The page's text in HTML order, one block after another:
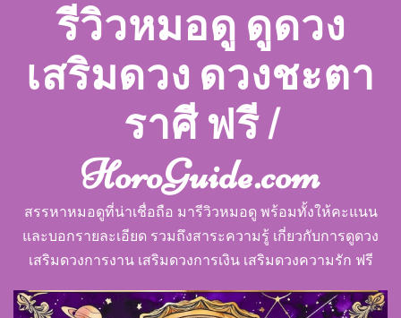
รีวิวหมอดู ดูดวง
เสริมดวง ดวงชะตา
ราศี ฟรี |
HoroGuide.com
สรรหาหมอดูที่น่าเชื่อถือ มารีวิวหมอดู พร้อมทั้งให้คะแนน
และบอกรายละเอียด รวมถึงสาระความรู้ เกี่ยวกับการดูดวง
เสริมดวงการงาน เสริมดวงการเงิน เสริมดวงความรัก ฟรี